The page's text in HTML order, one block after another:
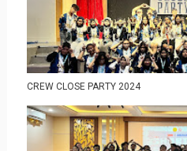
CREW CLOSE PARTY 2024